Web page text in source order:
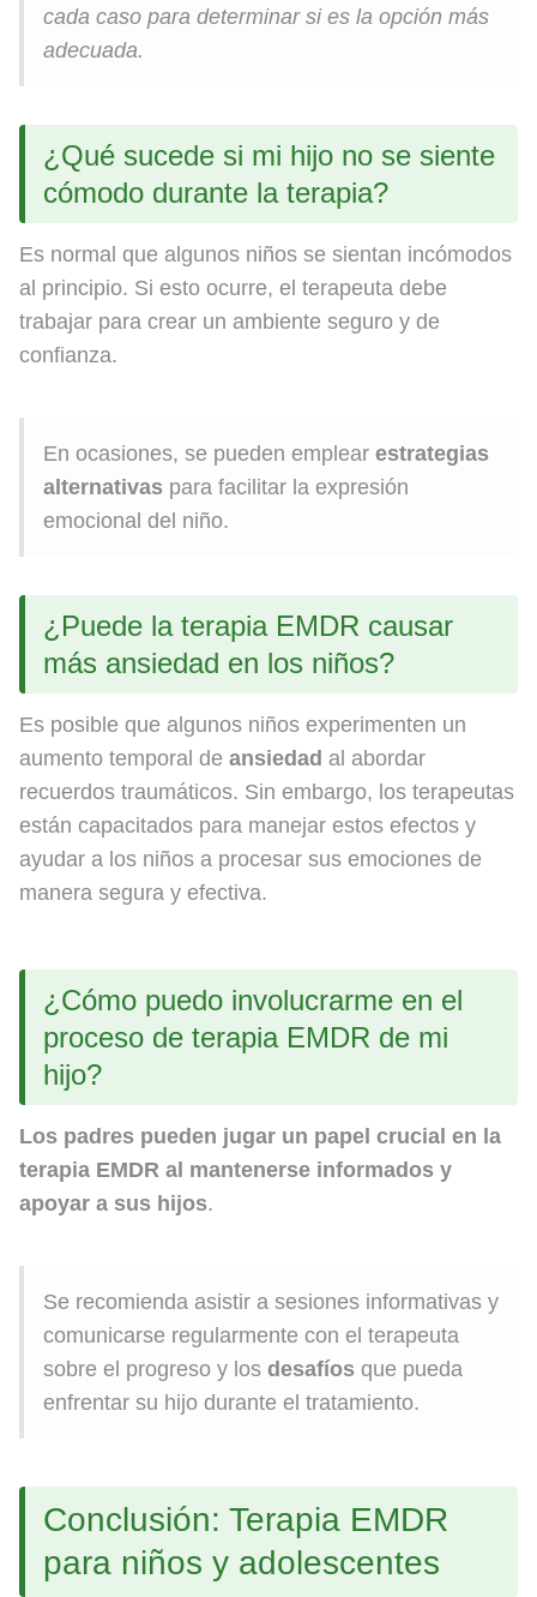
cada caso para determinar si es la opción más
adecuada.
¿Qué sucede si mi hijo no se siente
cómodo durante la terapia?
Es normal que algunos niños se sientan incómodos
al principio. Si esto ocurre, el terapeuta debe
trabajar para crear un ambiente seguro y de
confianza.
En ocasiones, se pueden emplear estrategias
alternativas para facilitar la expresión
emocional del niño.
¿Puede la terapia EMDR causar
más ansiedad en los niños?
Es posible que algunos niños experimenten un
aumento temporal de ansiedad al abordar
recuerdos traumáticos. Sin embargo, los terapeutas
están capacitados para manejar estos efectos y
ayudar a los niños a procesar sus emociones de
manera segura y efectiva.
¿Cómo puedo involucrarme en el
proceso de terapia EMDR de mi
hijo?
Los padres pueden jugar un papel crucial en la
terapia EMDR al mantenerse informados y
apoyar a sus hijos.
Se recomienda asistir a sesiones informativas y
comunicarse regularmente con el terapeuta
sobre el progreso y los desafíos que pueda
enfrentar su hijo durante el tratamiento.
Conclusión: Terapia EMDR
para niños y adolescentes